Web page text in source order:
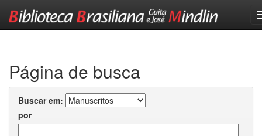
Página de busca
Buscar em:
por